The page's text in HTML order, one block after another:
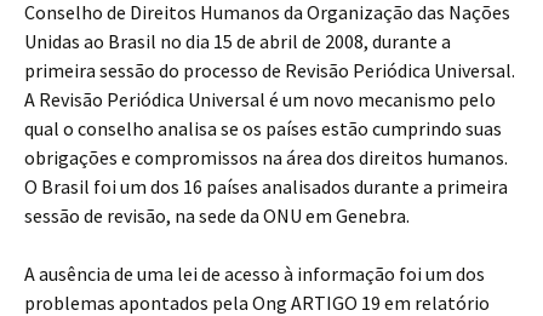
Conselho de Direitos Humanos da Organização das Nações
Unidas ao Brasil no dia 15 de abril de 2008, durante a
primeira sessão do processo de Revisão Periódica Universal.
A Revisão Periódica Universal é um novo mecanismo pelo
qual o conselho analisa se os países estão cumprindo suas
obrigações e compromissos na área dos direitos humanos.
O Brasil foi um dos 16 países analisados durante a primeira
sessão de revisão, na sede da ONU em Genebra.
A ausência de uma lei de acesso à informação foi um dos
problemas apontados pela Ong ARTIGO 19 em relatório